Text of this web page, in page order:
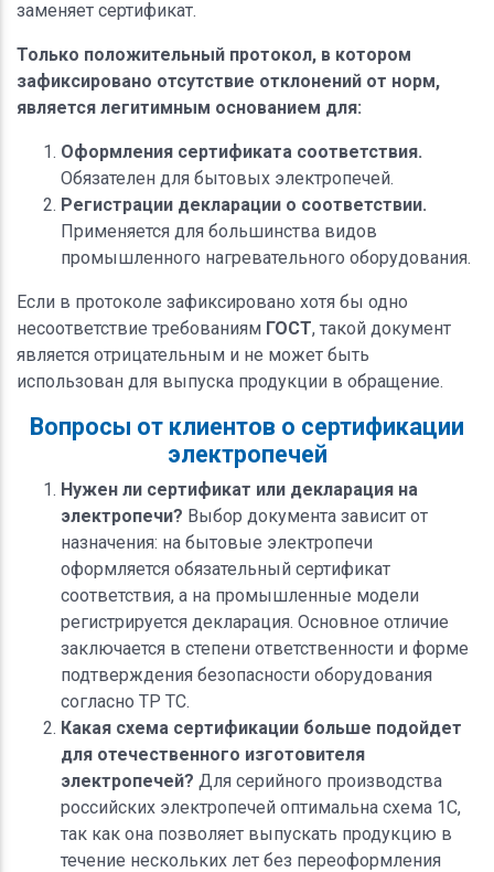
заменяет сертификат.
Только положительный протокол, в котором
зафиксировано отсутствие отклонений от норм,
является легитимным основанием для:
Оформления сертификата соответствия.
Обязателен для бытовых электропечей.
Регистрации декларации о соответствии.
Применяется для большинства видов
промышленного нагревательного оборудования.
Если в протоколе зафиксировано хотя бы одно
несоответствие требованиям ГОСТ, такой документ
является отрицательным и не может быть
использован для выпуска продукции в обращение.
Вопросы от клиентов о сертификации
электропечей
Нужен ли сертификат или декларация на
электропечи? Выбор документа зависит от
назначения: на бытовые электропечи
оформляется обязательный сертификат
соответствия, а на промышленные модели
регистрируется декларация. Основное отличие
заключается в степени ответственности и форме
подтверждения безопасности оборудования
согласно ТР ТС.
Какая схема сертификации больше подойдет
для отечественного изготовителя
электропечей? Для серийного производства
российских электропечей оптимальна схема 1С,
так как она позволяет выпускать продукцию в
течение нескольких лет без переоформления